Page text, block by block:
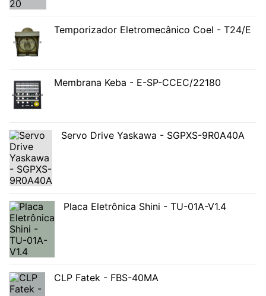
Temporizador Eletromecânico Coel - T24/E
Membrana Keba - E-SP-CCEC/22180
Servo Drive Yaskawa - SGPXS-9R0A40A
Placa Eletrônica Shini - TU-01A-V1.4
CLP Fatek - FBS-40MA